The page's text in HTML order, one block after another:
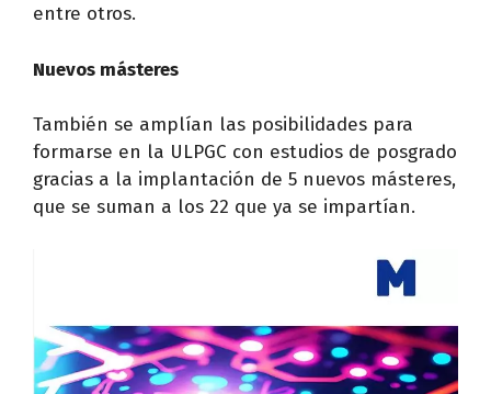
entre otros.
Nuevos másteres
También se amplían las posibilidades para
formarse en la ULPGC con estudios de posgrado
gracias a la implantación de 5 nuevos másteres,
que se suman a los 22 que ya se impartían.